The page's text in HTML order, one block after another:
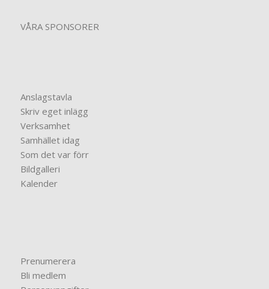
VÅRA SPONSORER
Anslagstavla
Skriv eget inlägg
Verksamhet
Samhället idag
Som det var förr
Bildgalleri
Kalender
Prenumerera
Bli medlem